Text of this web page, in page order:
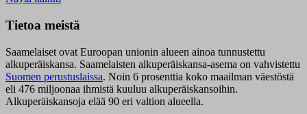
Tietoa meistä
Saamelaiset ovat Euroopan unionin alueen ainoa tunnustettu
alkuperäiskansa. Saamelaisten alkuperäiskansa-asema on vahvistettu
Suomen perustuslaissa. Noin 6 prosenttia koko maailman väestöstä
eli 476 miljoonaa ihmistä kuuluu alkuperäiskansoihin.
Alkuperäiskansoja elää 90 eri valtion alueella.